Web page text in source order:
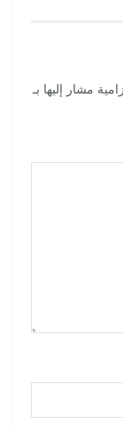
مشار إليها بـ